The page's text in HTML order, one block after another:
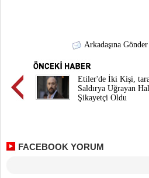
Arkadaşına Gönder
Etiler'de İki Kişi,
Saldırya Uğrayan
Şikayetçi Oldu
FACEBOOK YORUM